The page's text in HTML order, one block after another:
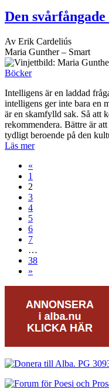
Den
Av Erik Cardeliús
Maria Gunther – Smart
Böcker
Intelligens är en laddad
intelligens ger inte bara en
är en skamfylld sak. Så att
rekommendera. Bättre är
tydligt beroende på den
Läs mer
«
1
2
3
4
5
6
7
…
38
»